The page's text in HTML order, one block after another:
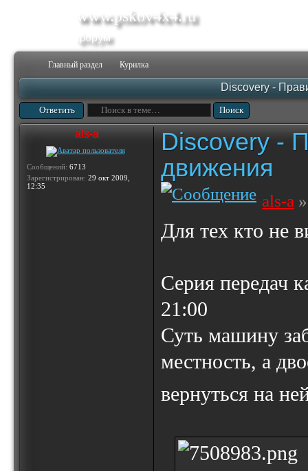
www.pskov4x4.ru
форум
Главный раздел Курилка
Discovery -
Ответить
als-a
Сообщений: 6713
Зарегистрирован: 29 окт 2009,
12:35
Discovery -
движения
als-a
Для тех кто не
Серия передач
21:00
Суть машину
местность, а
вернуться на